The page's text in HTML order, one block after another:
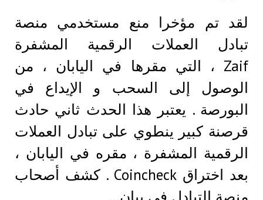
لقد تم مؤخرا منع مستخدمي منصة
تبادل العملات الرقمية المشفرة
Zaif ، التي مقرها في اليابان ، من
الوصول إلى السحب و الإيداع في
البورصة . يعتبر هذا الحدث ثاني حادث
قرصنة كبير ينطوي على تبادل العملات
الرقمية المشفرة ، مقره في اليابان ،
بعد اختراق Coincheck . كشف أصحاب
منصة التبادل في بيان…